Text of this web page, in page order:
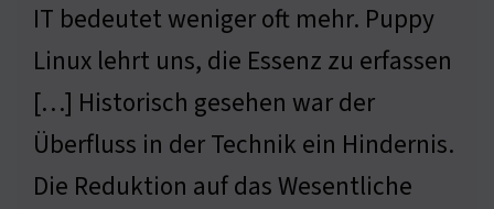
IT bedeutet weniger oft mehr. Puppy
Linux lehrt uns, die Essenz zu erfassen
[…] Historisch gesehen war der
Überfluss in der Technik ein Hindernis.
Die Reduktion auf das Wesentliche